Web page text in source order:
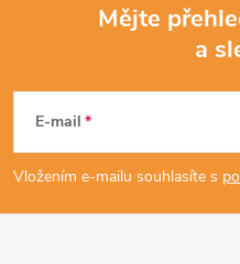
p
a
Mějte
a
E-mail
Vložením e-mailu souhlasíte s